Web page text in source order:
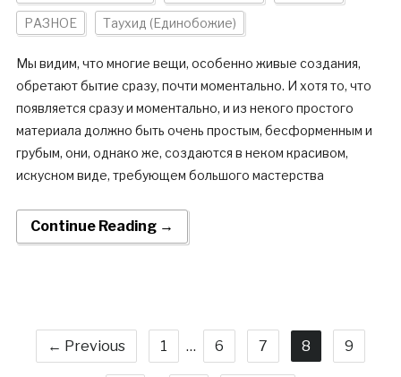
РАЗНОЕ Таухид (Единобожие)
Мы видим, что многие вещи, особенно живые создания,
обретают бытие сразу, почти моментально. И хотя то, что
появляется сразу и моментально, и из некого простого
материала должно быть очень простым, бесформенным и
грубым, они, однако же, создаются в неком красивом,
искусном виде, требующем большого мастерства
Continue Reading →
← Previous 1 … 6 7 8 9